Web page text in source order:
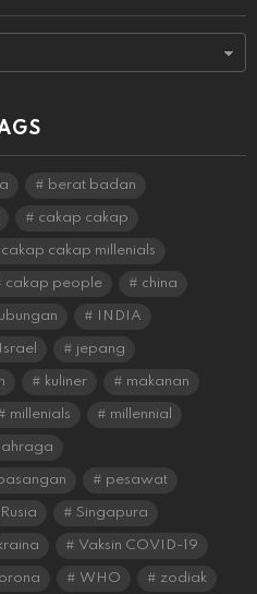
berat badan
cakap cakap
cakap cakap millenials
cakap people china
INDIA
Israel jepang
kuliner makanan
millenials millennial
pesawat
Rusia Singapura
Vaksin COVID-19
WHO zodiak